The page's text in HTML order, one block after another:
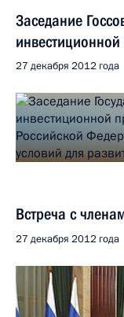
Заседание
инвестиционной
27 декабря 2012 года
Встреча с
27 декабря 2012 года